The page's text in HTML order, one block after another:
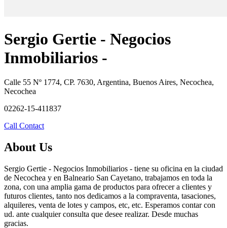
Sergio Gertie - Negocios
Inmobiliarios -
Calle 55 Nº 1774, CP. 7630, Argentina, Buenos Aires, Necochea,
Necochea
02262-15-411837
Call Contact
About Us
Sergio Gertie - Negocios Inmobiliarios - tiene su oficina en la ciudad
de Necochea y en Balneario San Cayetano, trabajamos en toda la
zona, con una amplia gama de productos para ofrecer a clientes y
futuros clientes, tanto nos dedicamos a la compraventa, tasaciones,
alquileres, venta de lotes y campos, etc, etc. Esperamos contar con
ud. ante cualquier consulta que desee realizar. Desde muchas
gracias.